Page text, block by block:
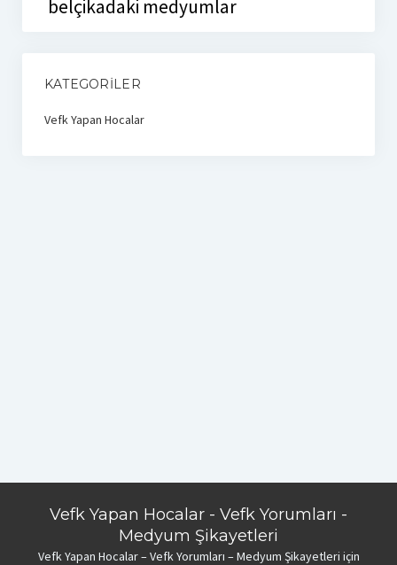
belçikadaki medyumlar
KATEGORILER
Vefk Yapan Hocalar
Vefk Yapan Hocalar - Vefk Yorumları -
Medyum Şikayetleri
Vefk Yapan Hocalar – Vefk Yorumları – Medyum Şikayetleri için